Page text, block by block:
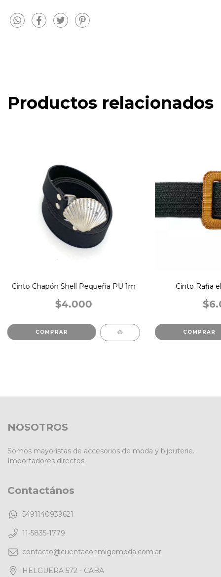
Productos relacionados
Cinto Chapón Shell Pequeña PU 1m
$4.000
COMPRAR
Cinto Rafia
NOSOTROS
Somos mayoristas de accesorios de moda y bijouterie.
Importadores directos.
Contactános
5491140939621
11-5835-1779
contacto@cuentaconmigomoda.com.ar
HELGUERA 572 - CABA